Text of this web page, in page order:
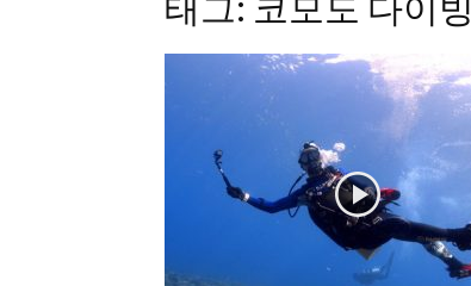
태그: 코모도 다이빙